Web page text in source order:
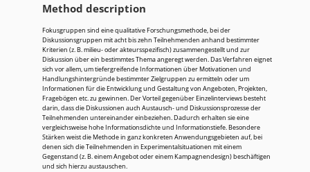
Method description
Fokusgruppen sind eine qualitative Forschungsmethode, bei der
Diskussionsgruppen mit acht bis zehn Teilnehmenden anhand bestimmter
Kriterien (z. B. milieu- oder akteursspezifisch) zusammengestellt und zur
Diskussion über ein bestimmtes Thema angeregt werden. Das Verfahren eignet
sich vor allem, um tiefergreifende Informationen über Motivationen und
Handlungshintergründe bestimmter Zielgruppen zu ermitteln oder um
Informationen für die Entwicklung und Gestaltung von Angeboten, Projekten,
Fragebögen etc. zu gewinnen. Der Vorteil gegenüber Einzelinterviews besteht
darin, dass die Diskussionen auch Austausch- und Diskussionsprozesse der
Teilnehmenden untereinander einbeziehen. Dadurch erhalten sie eine
vergleichsweise hohe Informationsdichte und Informationstiefe. Besondere
Stärken weist die Methode in ganz konkreten Anwendungsgebieten auf, bei
denen sich die Teilnehmenden in Experimentalsituationen mit einem
Gegenstand (z. B. einem Angebot oder einem Kampagnendesign) beschäftigen
und sich hierzu austauschen.